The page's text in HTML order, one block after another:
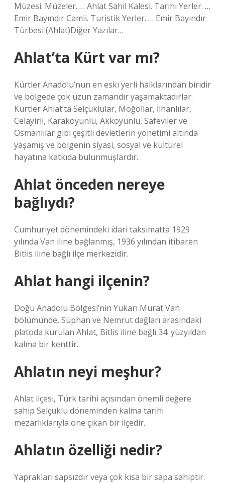
Müzesi. Müzeler. … Ahlat Sahil Kalesi. Tarihi Yerler. …
Emir Bayındır Camii. Turistik Yerler. … Emir Bayındır
Türbesi (Ahlat)Diğer Yazılar…
Ahlat’ta Kürt var mı?
Kürtler Anadolu’nun en eski yerli halklarından biridir
ve bölgede çok uzun zamandır yaşamaktadırlar.
Kürtler Ahlat’ta Selçuklular, Moğollar, İlhanlılar,
Celayirli, Karakoyunlu, Akkoyunlu, Safeviler ve
Osmanlılar gibi çeşitli devletlerin yönetimi altında
yaşamış ve bölgenin siyasi, sosyal ve kültürel
hayatına katkıda bulunmuşlardır.
Ahlat önceden nereye
bağlıydı?
Cumhuriyet dönemindeki idari taksimatta 1929
yılında Van iline bağlanmış, 1936 yılından itibaren
Bitlis iline bağlı ilçe merkezidir.
Ahlat hangi ilçenin?
Doğu Anadolu Bölgesi’nin Yukarı Murat Van
bölümünde, Süphan ve Nemrut dağları arasındaki
platoda kurulan Ahlat, Bitlis iline bağlı 34. yüzyıldan
kalma bir kenttir.
Ahlatın neyi meşhur?
Ahlat ilçesi, Türk tarihi açısından önemli değere
sahip Selçuklu döneminden kalma tarihi
mezarlıklarıyla öne çıkan bir ilçedir.
Ahlatın özelliği nedir?
Yaprakları sapsızdır veya çok kısa bir sapa sahiptir.